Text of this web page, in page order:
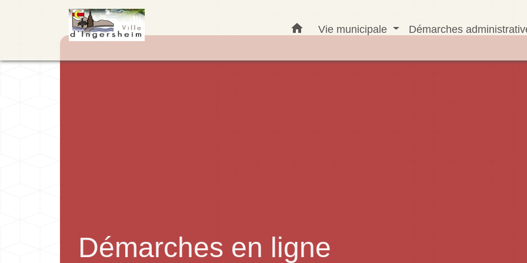
home Vie municipale Démarches
Démarches en ligne